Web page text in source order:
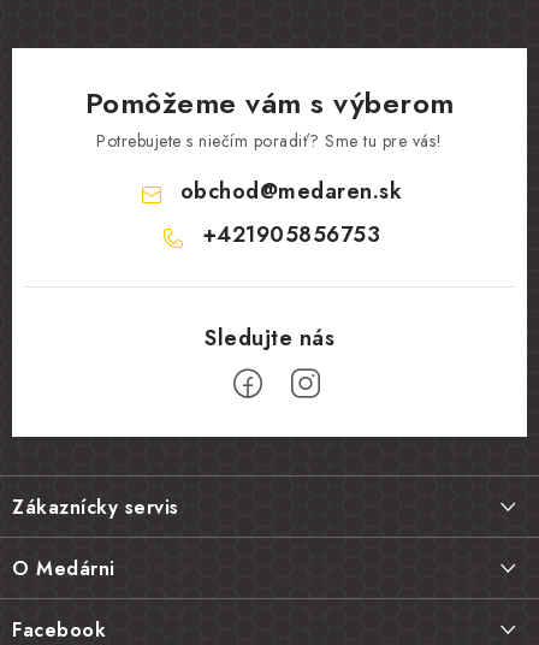
Pomôžeme vám s výberom
Potrebujete s niečím poradiť? Sme tu pre vás!
obchod@medaren.sk
+421905856753
Z
á
p
ä
Zákaznícky servis
Vrátenie tovaru, výmena a reklamácie
O Medárni
Facebook